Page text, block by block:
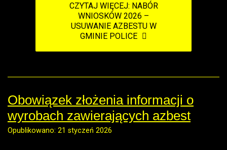
CZYTAJ WIĘCEJ: NABÓR
WNIOSKÓW 2026 –
USUWANIE AZBESTU W
GMINIE POLICE
Obowiązek złożenia informacji o
wyrobach zawierających azbest
Opublikowano: 21 styczeń 2026